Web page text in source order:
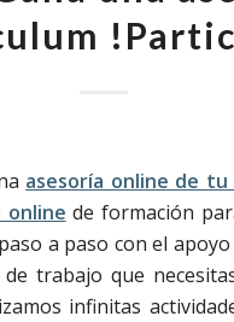
asesoría online de tu
online de formación
a paso con el
trabajo que
infinitas